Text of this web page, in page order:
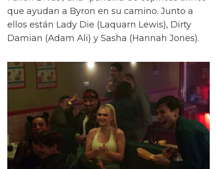
que ayudan a Byron en su camino. Junto a
ellos están Lady Die (Laquarn Lewis), Dirty
Damian (Adam Ali) y Sasha (Hannah Jones).